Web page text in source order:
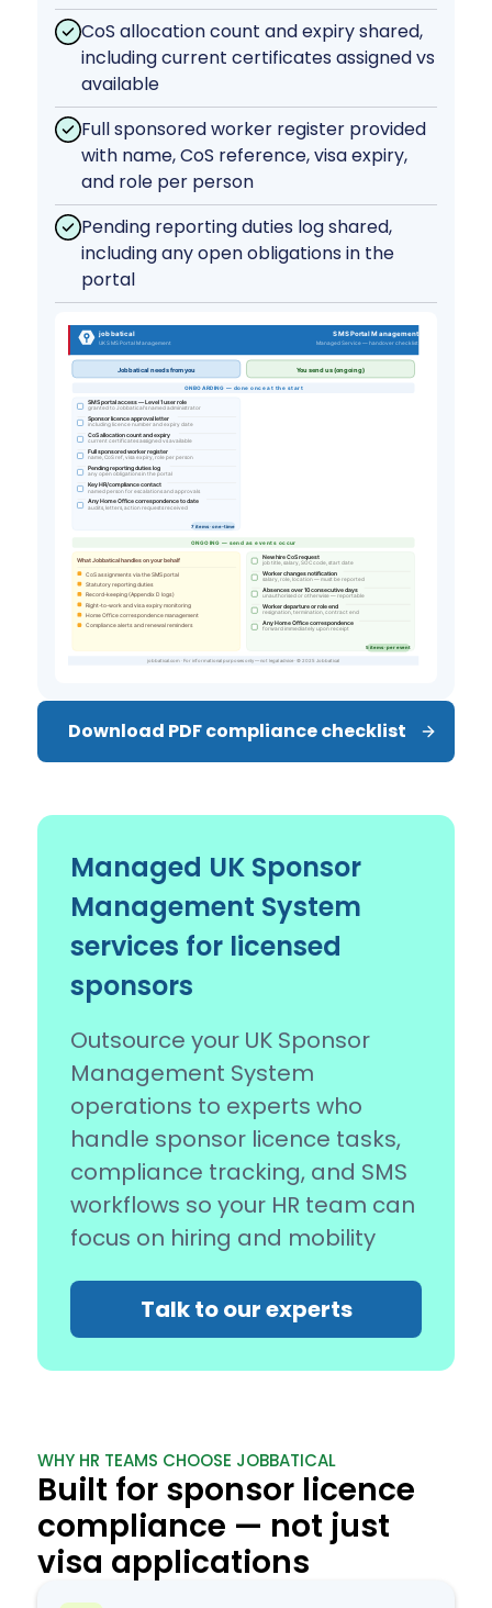
CoS allocation count and expiry shared,
including current certificates assigned vs
available
Full sponsored worker register provided
with name, CoS reference, visa expiry,
and role per person
Pending reporting duties log shared,
including any open obligations in the
portal
Download PDF compliance checklist
Managed UK Sponsor
Management System
services for licensed
sponsors
Outsource your UK Sponsor
Management System
operations to experts who
handle sponsor licence tasks,
compliance tracking, and SMS
workflows so your HR team can
focus on hiring and mobility
Talk to our experts
WHY HR TEAMS CHOOSE JOBBATICAL
Built for sponsor licence
compliance — not just
visa applications